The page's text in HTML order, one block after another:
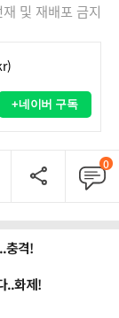
및 재배포 금지
+네이버 구독
0